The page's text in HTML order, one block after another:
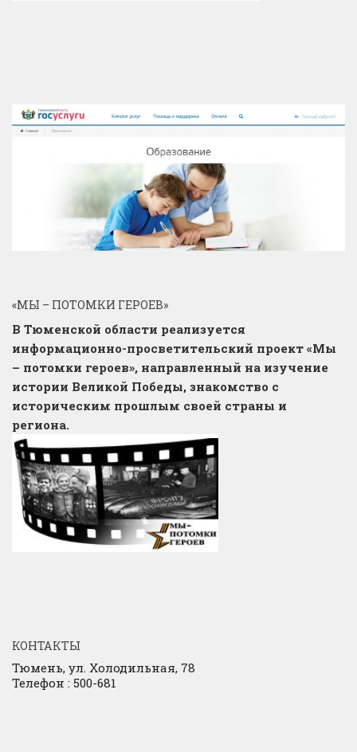
«МЫ – ПОТОМКИ ГЕРОЕВ»
В Тюменской области реализуется
информационно-просветительский проект «Мы
– потомки героев», направленный на изучение
истории Великой Победы, знакомство с
историческим прошлым своей страны и
региона.
КОНТАКТЫ
Тюмень, ул. Холодильная, 78
Телефон : 500-681